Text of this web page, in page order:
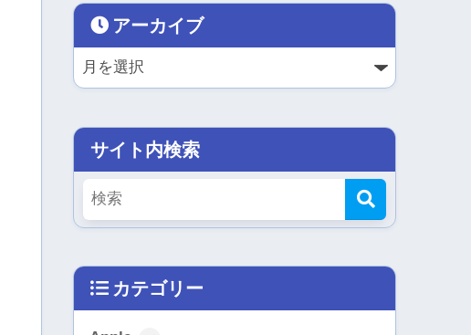
アーカイブ
サイト内検索
カテゴリー